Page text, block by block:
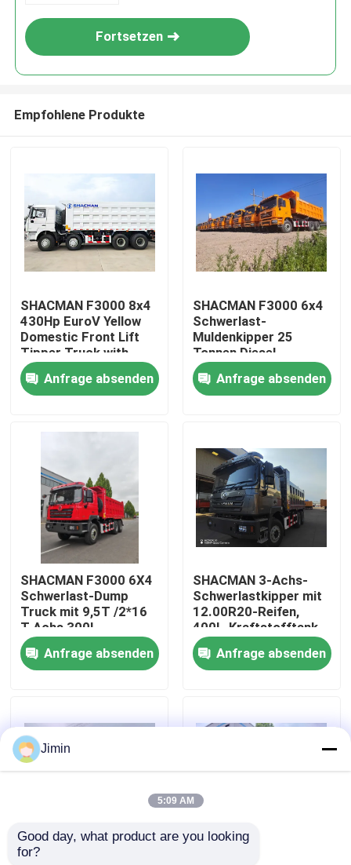
Über uns
Werksbesichtigung
Qualitätskontrolle
Kontakt mit uns
Bitte um ein Angebot
Traktor-LKW
Fortsetzen
Empfohlene Produkte
SHACMAN F3000 8x4
430Hp EuroV Yellow
Domestic Front Lift
Tipper Truck with
300L Fuel Tank and
12.00R20 Tires
Anfrage absenden
SHACMAN F3000 6x4
Schwerlast-
Muldenkipper 25
Tonnen Diesel
Anfrage absenden
SHACMAN F3000 6X4
Schwerlast-Dump
Truck mit 9,5T /2*16
T Achs 300L
Kraftstoffbehälter
und 3775+1400 mm
Radstand
Anfrage absenden
SHACMAN 3-Achs-
Schwerlastkipper mit
12.00R20-Reifen,
400L-Kraftstofftank
und manuellem
Getriebe, 430 PS Euro
II, 25 Tonnen
Anfrage absenden
SHACMAN X3000
Jimin
5:09 AM
Good day, what product are you looking
for?